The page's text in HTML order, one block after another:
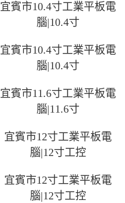
宜賓市10.4寸工業平板電
腦|10.4寸
宜賓市10.4寸工業平板電
腦|10.4寸
宜賓市11.6寸工業平板電
腦|11.6寸
宜賓市12寸工業平板電
腦|12寸工控
宜賓市12寸工業平板電
腦|12寸工控